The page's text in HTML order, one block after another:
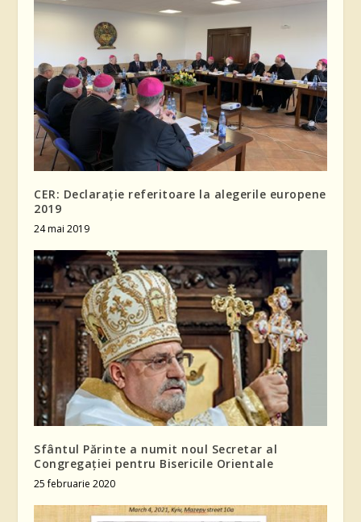
CER: Declarație referitoare la alegerile europene
2019
24 mai 2019
Sfântul Părinte a numit noul Secretar al
Congregației pentru Bisericile Orientale
25 februarie 2020